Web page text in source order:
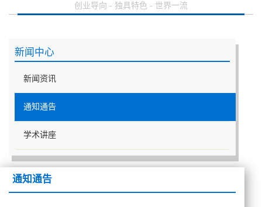
创业导向 - 独具特色 - 世界一流
新闻中心
新闻资讯
通知通告
学术讲座
通知通告